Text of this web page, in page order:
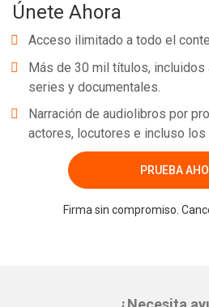
Únete Ahora
Acceso ilimitado a todo el
Más de 30 mil títulos,
series y documentales.
Narración de audiolibros por
actores, locutores e incluso
PRUEBA
Firma sin compromiso.